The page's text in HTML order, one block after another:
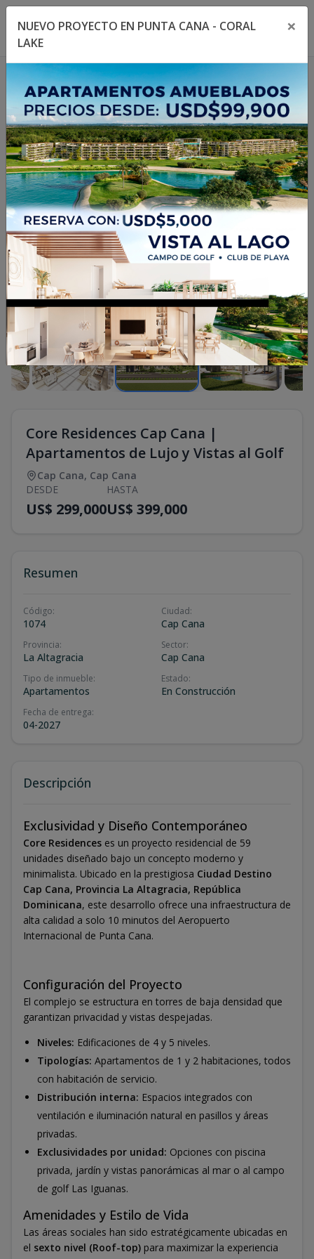
Toggle navigation menu
/18
Core Residences Cap Cana |
Apartamentos de Lujo y Vistas al Golf
Cap Cana, Cap Cana
DESDE
US$ 299,000
HASTA
US$ 399,000
Resumen
Código:
1074
Ciudad:
Cap Cana
Provincia:
La Altagracia
Sector:
Cap Cana
Tipo de inmueble:
Apartamentos
Estado:
En Construcción
Fecha de entrega:
04-2027
Descripción
Exclusividad y Diseño Contemporáneo
Core Residences es un proyecto residencial de 59
unidades diseñado bajo un concepto moderno y
minimalista. Ubicado en la prestigiosa Ciudad Destino
Cap Cana, Provincia La Altagracia, República
Dominicana, este desarrollo ofrece una infraestructura de
alta calidad a solo 10 minutos del Aeropuerto
Internacional de Punta Cana.
Configuración del Proyecto
El complejo se estructura en torres de baja densidad que
garantizan privacidad y vistas despejadas.
Niveles: Edificaciones de 4 y 5 niveles.
Tipologías: Apartamentos de 1 y 2 habitaciones, todos
con habitación de servicio.
Distribución interna: Espacios integrados con
ventilación e iluminación natural en pasillos y áreas
privadas.
Exclusividades por unidad: Opciones con piscina
privada, jardín y vistas panorámicas al mar o al campo
de golf Las Iguanas.
Amenidades y Estilo de Vida
Las áreas sociales han sido estratégicamente ubicadas en
el sexto nivel (Roof-top) para maximizar la experiencia
NUEVO PROYECTO EN PUNTA CANA - CORAL
LAKE
×